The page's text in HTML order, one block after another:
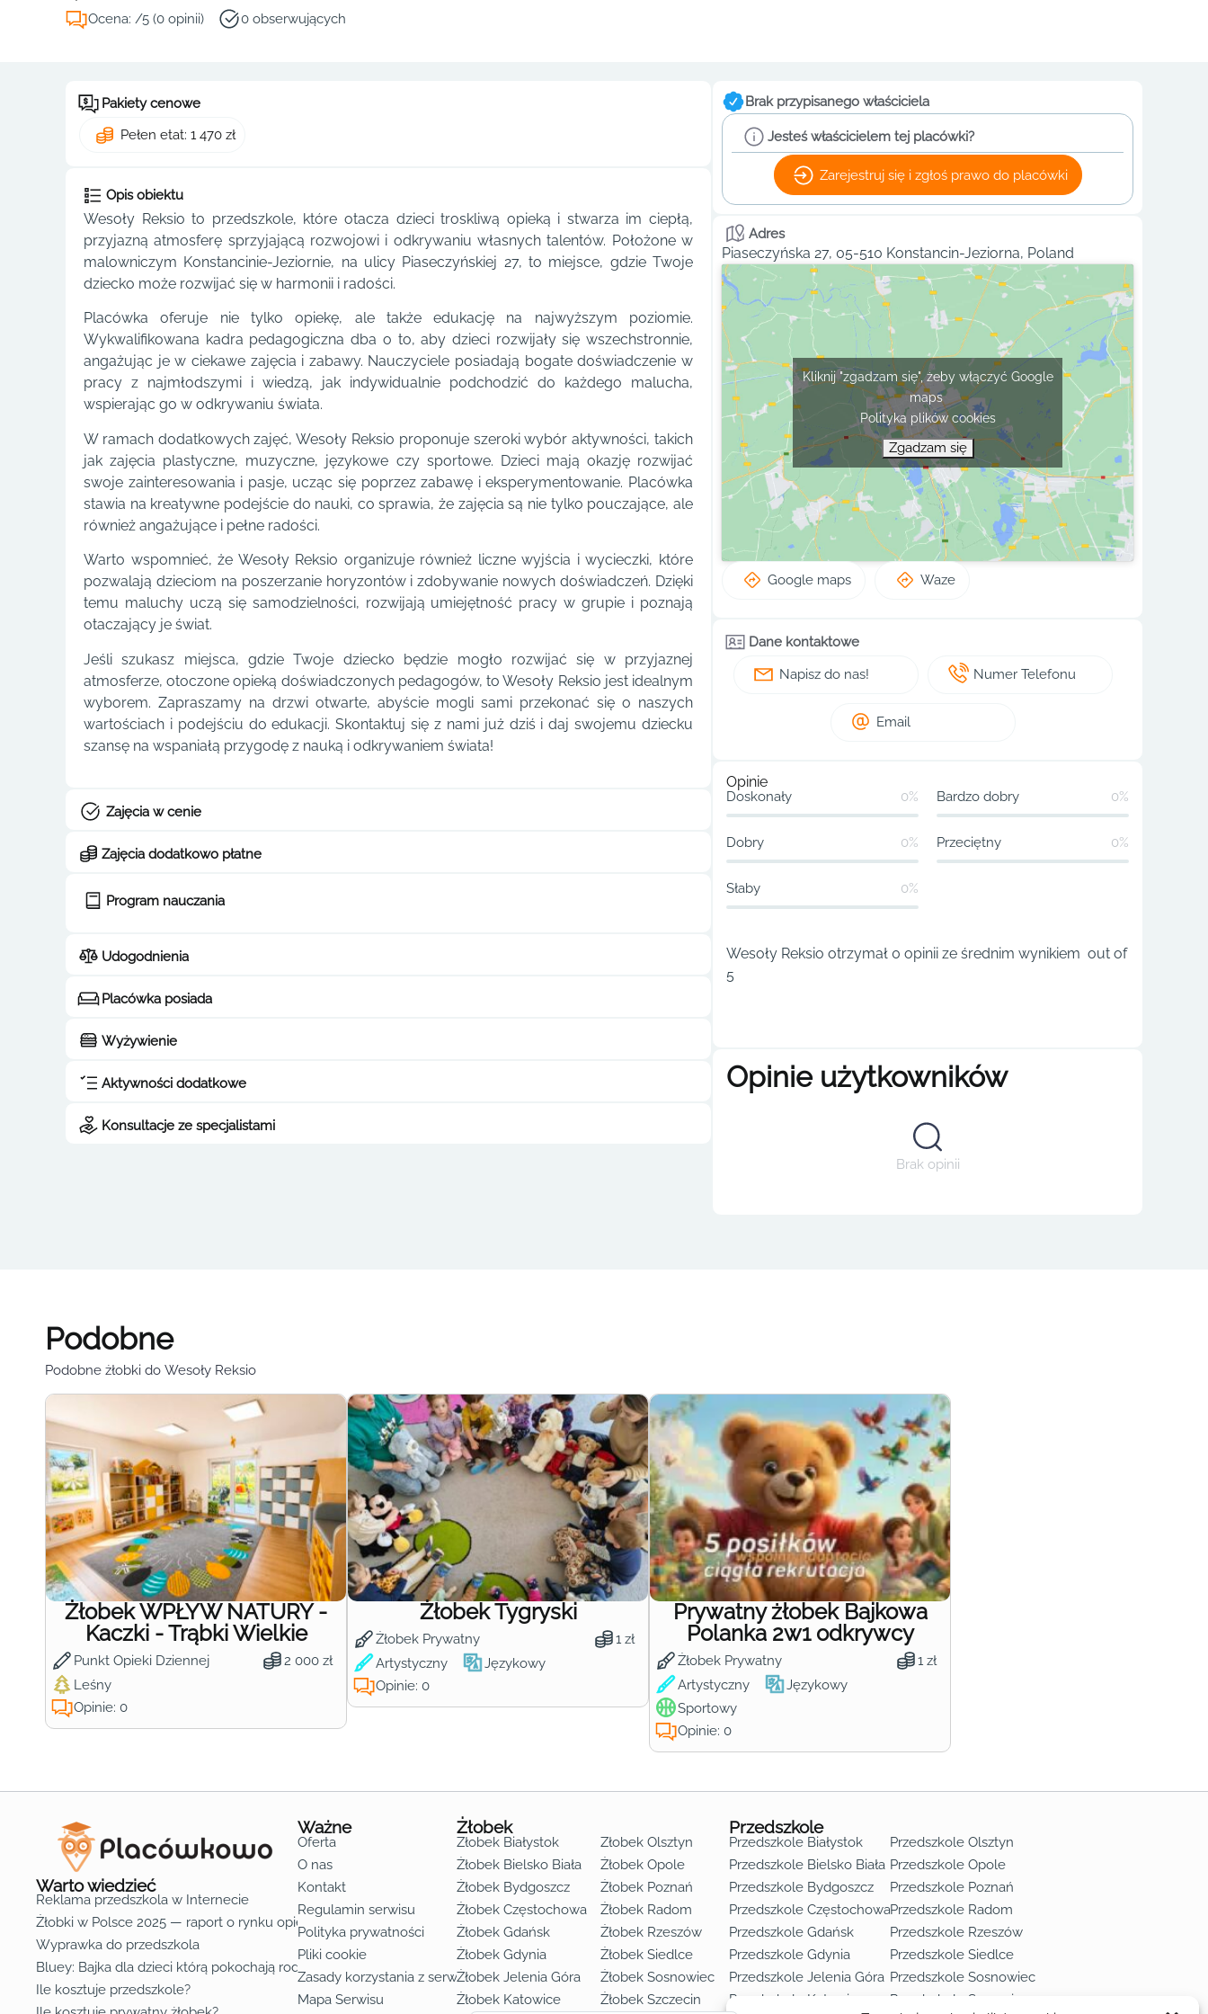
Ocena: /5 (0 opinii) 0 obserwujących
Pakiety cenowe
Pełen etat: 1 470 zł
Opis obiektu
Wesoły Reksio to przedszkole, które otacza dzieci troskliwą opieką i stwarza im ciepłą,
przyjazną atmosferę sprzyjającą rozwojowi i odkrywaniu własnych talentów. Położone w
malowniczym Konstancinie-Jeziornie, na ulicy Piaseczyńskiej 27, to miejsce, gdzie Twoje
dziecko może rozwijać się w harmonii i radości.
Placówka oferuje nie tylko opiekę, ale także edukację na najwyższym poziomie.
Wykwalifikowana kadra pedagogiczna dba o to, aby dzieci rozwijały się wszechstronnie,
angażując je w ciekawe zajęcia i zabawy. Nauczyciele posiadają bogate doświadczenie w
pracy z najmłodszymi i wiedzą, jak indywidualnie podchodzić do każdego malucha,
wspierając go w odkrywaniu świata.
W ramach dodatkowych zajęć, Wesoły Reksio proponuje szeroki wybór aktywności, takich
jak zajęcia plastyczne, muzyczne, językowe czy sportowe. Dzieci mają okazję rozwijać
swoje zainteresowania i pasje, ucząc się poprzez zabawę i eksperymentowanie. Placówka
stawia na kreatywne podejście do nauki, co sprawia, że zajęcia są nie tylko pouczające, ale
również angażujące i pełne radości.
Warto wspomnieć, że Wesoły Reksio organizuje również liczne wyjścia i wycieczki, które
pozwalają dzieciom na poszerzanie horyzontów i zdobywanie nowych doświadczeń. Dzięki
temu maluchy uczą się samodzielności, rozwijają umiejętność pracy w grupie i poznają
otaczający je świat.
Jeśli szukasz miejsca, gdzie Twoje dziecko będzie mogło rozwijać się w przyjaznej
atmosferze, otoczone opieką doświadczonych pedagogów, to Wesoły Reksio jest idealnym
wyborem. Zapraszamy na drzwi otwarte, abyście mogli sami przekonać się o naszych
wartościach i podejściu do edukacji. Skontaktuj się z nami już dziś i daj swojemu dziecku
szansę na wspaniałą przygodę z nauką i odkrywaniem świata!
Zajęcia w cenie
Zajęcia dodatkowo płatne
Program nauczania
Udogodnienia
Placówka posiada
Wyżywienie
Aktywności dodatkowe
Konsultacje ze specjalistami
Brak przypisanego właściciela
Jesteś właścicielem tej placówki?
Zarejestruj się i zgłoś prawo do placówki
Adres
Piaseczyńska 27, 05-510 Konstancin-Jeziorna, Poland
Kliknij "zgadzam się", żeby włączyć Google
maps
Polityka plików cookies
Zgadzam się
Google maps Waze
Dane kontaktowe
Napisz do nas!
Numer Telefonu
Email
Opinie
Doskonały 0% Bardzo dobry 0%
Dobry 0% Przeciętny 0%
Słaby 0%
Wesoły Reksio otrzymał 0 opinii ze średnim wynikiem out of
5
Opinie użytkowników
Brak opinii
Podobne
Podobne żłobki do Wesoły Reksio
Żłobek WPŁYW NATURY -
Kaczki - Trąbki Wielkie
Punkt Opieki Dziennej 2 000 zł
Leśny
Opinie: 0
Żłobek Tygryski
Żłobek Prywatny 1 zł
Artystyczny Językowy
Opinie: 0
Prywatny żłobek Bajkowa
Polanka 2w1 odkrywcy
Żłobek Prywatny 1 zł
Artystyczny
Językowy
Sportowy
Opinie: 0
Warto wiedzieć
Reklama przedszkola w Internecie
Żłobki w Polsce 2025 — raport o rynku opieki nad dziećmi do lat 3
Wyprawka do przedszkola
Bluey: Bajka dla dzieci którą pokochają rodzice
Ile kosztuje przedszkole?
Ważne
Oferta
O nas
Kontakt
Regulamin serwisu
Polityka prywatności
Pliki cookie
Zasady korzystania z serwisu
Mapa Serwisu
Żłobek
Żłobek Białystok
Żłobek Bielsko Biała
Żłobek Bydgoszcz
Żłobek Częstochowa
Żłobek Gdańsk
Żłobek Gdynia
Żłobek Jelenia Góra
Żłobek Katowice
Żłobek Olsztyn
Żłobek Opole
Żłobek Poznań
Żłobek Radom
Żłobek Rzeszów
Żłobek Siedlce
Żłobek Sosnowiec
Żłobek Szczecin
Przedszkole
Przedszkole Białystok
Przedszkole Bielsko Biała
Przedszkole Bydgoszcz
Przedszkole Częstochowa
Przedszkole Gdańsk
Przedszkole Gdynia
Przedszkole Jelenia Góra
Przedszkole Katowice
Przedszkole Olsztyn
Przedszkole Opole
Przedszkole Poznań
Przedszkole Radom
Przedszkole Rzeszów
Przedszkole Siedlce
Przedszkole Sosnowiec
Przedszkole Szczecin